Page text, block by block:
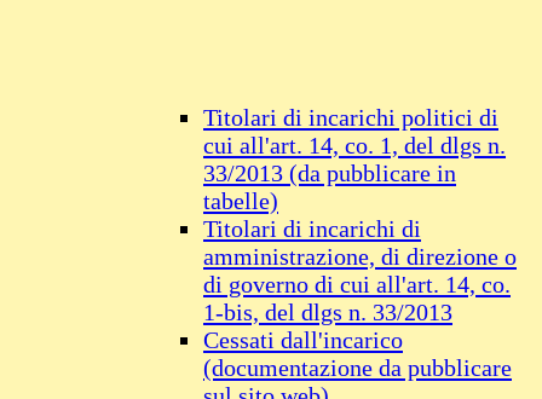
Titolari di incarichi politici di
cui all'art. 14, co. 1, del dlgs n.
33/2013 (da pubblicare in
tabelle)
Titolari di incarichi di
amministrazione, di direzione o
di governo di cui all'art. 14, co.
1-bis, del dlgs n. 33/2013
Cessati dall'incarico
(documentazione da pubblicare